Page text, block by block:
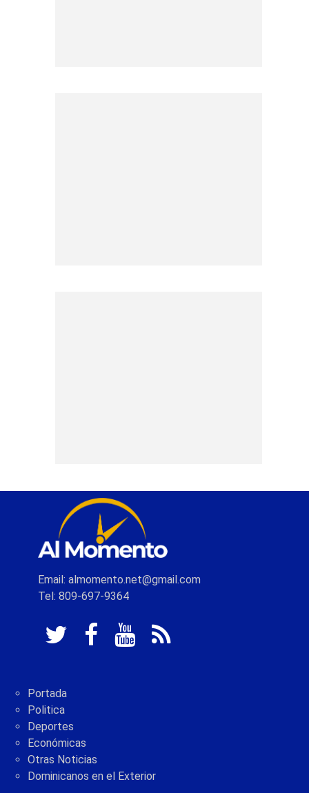
Email: almomento.net@gmail.com
Tel: 809-697-9364
Portada
Politica
Deportes
Económicas
Otras Noticias
Dominicanos en el Exterior